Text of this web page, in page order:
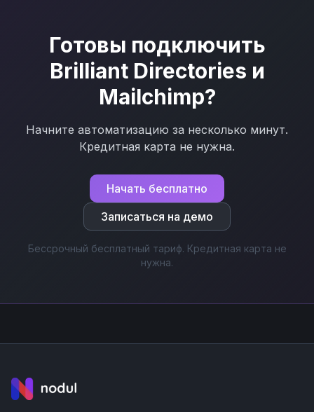
Готовы подключить
Brilliant Directories и
Mailchimp?
Начните автоматизацию за несколько минут.
Кредитная карта не нужна.
Начать бесплатно
Записаться на демо
Бессрочный бесплатный тариф. Кредитная карта не
нужна.